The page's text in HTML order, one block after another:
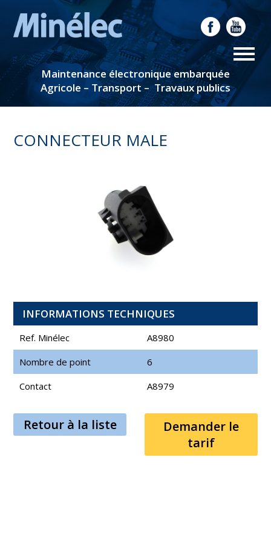
Maintenance électronique embarquée
Agricole – Transport – Travaux publics
CONNECTEUR MALE
INFORMATIONS TECHNIQUES
Ref. Minélec
A8980
Nombre de point
6
Contact
A8979
Retour à la liste
Demander le
tarif